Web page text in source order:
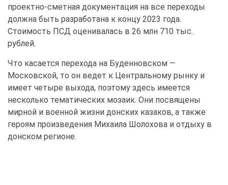
проектно-сметная документация на все переходы
должна быть разработана к концу 2023 года.
Стоимость ПСД оценивалась в 26 млн 710 тыс.
рублей.
Что касается перехода на Буденновском —
Московской, то он ведет к Центральному рынку и
имеет четыре выхода, поэтому здесь имеется
несколько тематических мозаик. Они посвящены
мирной и военной жизни донских казаков, а также
героям произведения Михаила Шолохова и отдыху в
донском регионе.